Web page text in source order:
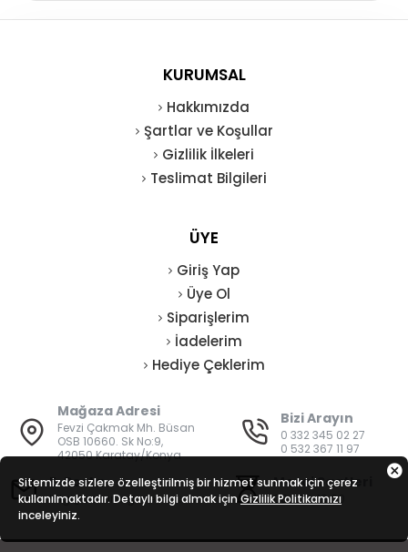
KURUMSAL
Hakkımızda
Şartlar ve Koşullar
Gizlilik İlkeleri
Teslimat Bilgileri
ÜYE
Giriş Yap
Üye Ol
Siparişlerim
İadelerim
Hediye Çeklerim
Mağaza Adresi
Fevzi Çakmak Mh. Büsan
OSB 10660. Sk No:9,
42050 Karatay/Konya
Bizi Arayın
0 332 345 02 27
0 532 367 11 97
E-Posta
bilgi@vatanisguvenligi.com
Mesai Saatleri
08:00 - 19:00
Sitemizde sizlere özelleştirilmiş bir hizmet sunmak için çerez
kullanılmaktadır. Detaylı bilgi almak için Gizlilik Politikamızı
inceleyiniz.